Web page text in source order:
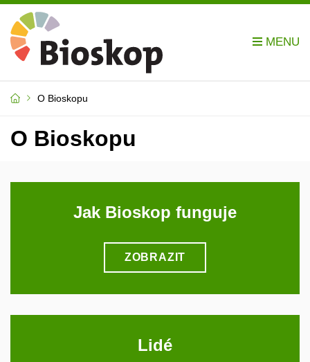
O Bioskopu
O Bioskopu
Jak Bioskop funguje
ZOBRAZIT
Lidé